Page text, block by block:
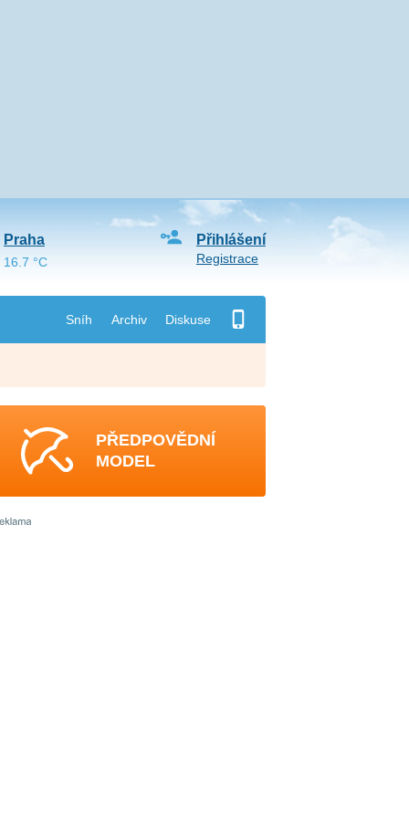
Sníh Archiv Diskuse
Přihlášení
Registrace
Praha
16.7 °C
PŘEDPOVĚDNÍ
MODEL